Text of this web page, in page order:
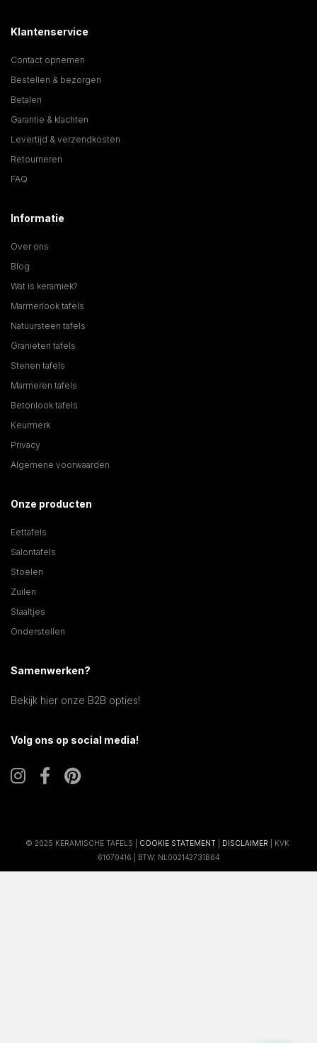
Klantenservice
Contact opnemen
Bestellen & bezorgen
Betalen
Garantie & klachten
Levertijd & verzendkosten
Retourneren
FAQ
Informatie
Over ons
Blog
Wat is keramiek?
Marmerlook tafels
Natuursteen tafels
Granieten tafels
Stenen tafels
Marmeren tafels
Betonlook tafels
Keurmerk
Privacy
Algemene voorwaarden
Onze producten
Eettafels
Salontafels
Stoelen
Zuilen
Staaltjes
Onderstellen
Samenwerken?
Bekijk hier onze B2B opties!
Volg ons op social media!
© 2025 KERAMISCHE TAFELS | COOKIE STATEMENT DISCLAIMER | KVK:
61070416 | BTW: NL002142731B64